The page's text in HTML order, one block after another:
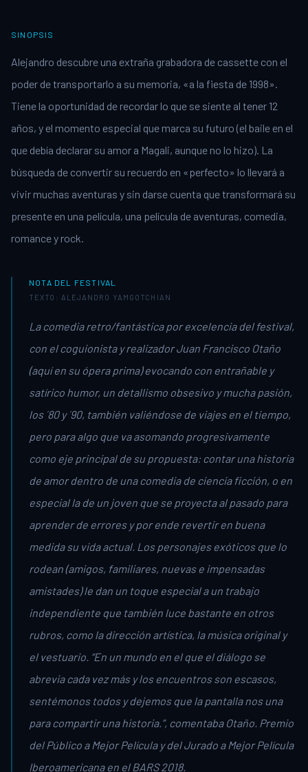
SINOPSIS
Alejandro descubre una extraña grabadora de cassette con el
poder de transportarlo a su memoria, «a la fiesta de 1998».
Tiene la oportunidad de recordar lo que se siente al tener 12
años, y el momento especial que marca su futuro (el baile en el
que debía declarar su amor a Magali, aunque no lo hizo). La
búsqueda de convertir su recuerdo en «perfecto» lo llevará a
vivir muchas aventuras y sin darse cuenta que transformará su
presente en una película, una película de aventuras, comedia,
romance y rock.
NOTA DEL FESTIVAL
TEXTO: ALEJANDRO YAMGOTCHIAN
La comedia retro/fantástica por excelencia del festival,
con el coguionista y realizador Juan Francisco Otaño
(aquí en su ópera prima) evocando con entrañable y
satírico humor, un detallismo obsesivo y mucha pasión,
los ´80 y ´90, también valiéndose de viajes en el tiempo,
pero para algo que va asomando progresivamente
como eje principal de su propuesta: contar una historia
de amor dentro de una comedia de ciencia ficción, o en
especial la de un joven que se proyecta al pasado para
aprender de errores y por ende revertir en buena
medida su vida actual. Los personajes exóticos que lo
rodean (amigos, familiares, nuevas e impensadas
amistades) le dan un toque especial a un trabajo
independiente que también luce bastante en otros
rubros, como la dirección artística, la música original y
el vestuario. “En un mundo en el que el diálogo se
abrevia cada vez más y los encuentros son escasos,
sentémonos todos y dejemos que la pantalla nos una
para compartir una historia.”, comentaba Otaño. Premio
del Público a Mejor Película y del Jurado a Mejor Película
Iberoamericana en el BARS 2018.